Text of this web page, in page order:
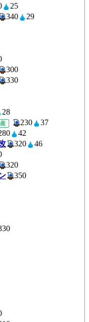
25
340
300
330
230
320
320
350